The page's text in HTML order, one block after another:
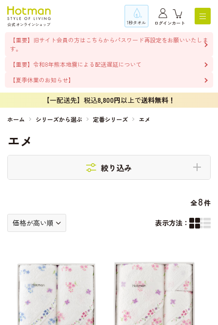
1秒タオル ログインカート
【重要】旧サイト会員の方はこちらからパスワード再設定をお願いいたしま
す。
【重要】令和8年熊本地震による配送遅延について
【夏季休業のお知らせ】
【一配送先】税込8,800円以上で送料無料！
ホーム シリーズから選ぶ 定番シリーズ エメ
エメ
絞り込み
全8件
表示方法：